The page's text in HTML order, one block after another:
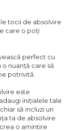
tocii de absolvire
care o poți
perfect cu
nuanță care să
potrivită.
este
inițialele tale
să incluzi un
ta de absolvire.
o amintire